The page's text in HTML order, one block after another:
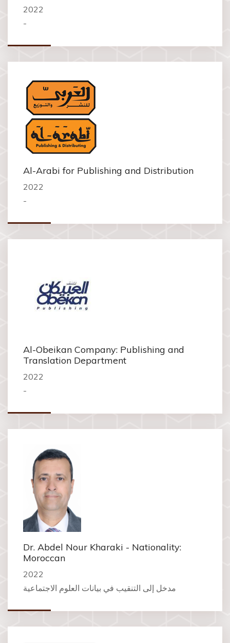
2022
-
Al-Arabi for Publishing and Distribution
2022
-
Al-Obeikan Company: Publishing and
Translation Department
2022
-
Dr. Abdel Nour Kharaki - Nationality:
Moroccan
2022
مدخل إلى التنقيب في بيانات العلوم الاجتماعية